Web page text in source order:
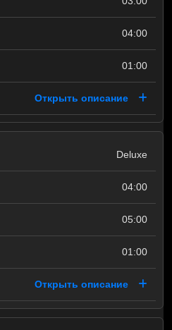
04:00
01:00
Открыть описание
Deluxe
04:00
05:00
01:00
Открыть описание